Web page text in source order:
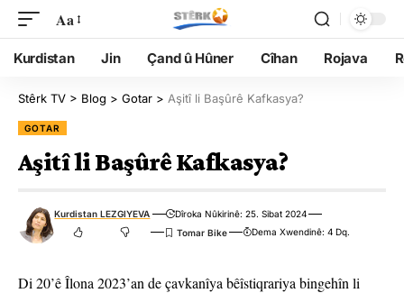
Aa
Kurdistan Jin Çand û Hûner Cîhan Rojava
Stêrk TV > Blog > Gotar > Aşitî li Başûrê Kafkasya?
GOTAR
Aşitî li Başûrê Kafkasya?
Kurdistan LEZGIYEVA
Dîroka Nûkirinê: 25. Sibat 2024
Dema Xwendinê: 4 Dq.
Di 20’ê Îlona 2023’an de çavkanîya bêîstiqrariya bingehîn li